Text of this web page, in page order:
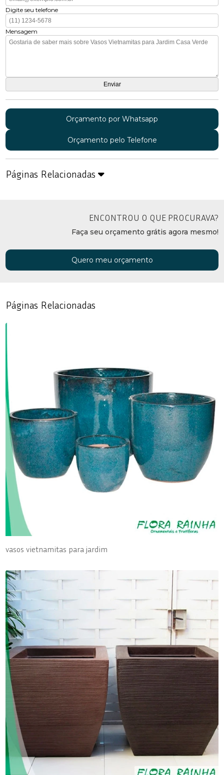
Digite seu telefone
Mensagem
Orçamento por Whatsapp
Orçamento pelo Telefone
Páginas Relacionadas
ENCONTROU O QUE PROCURAVA?
Faça seu orçamento grátis agora mesmo!
Quero meu orçamento
Páginas Relacionadas
vasos vietnamitas para jardim